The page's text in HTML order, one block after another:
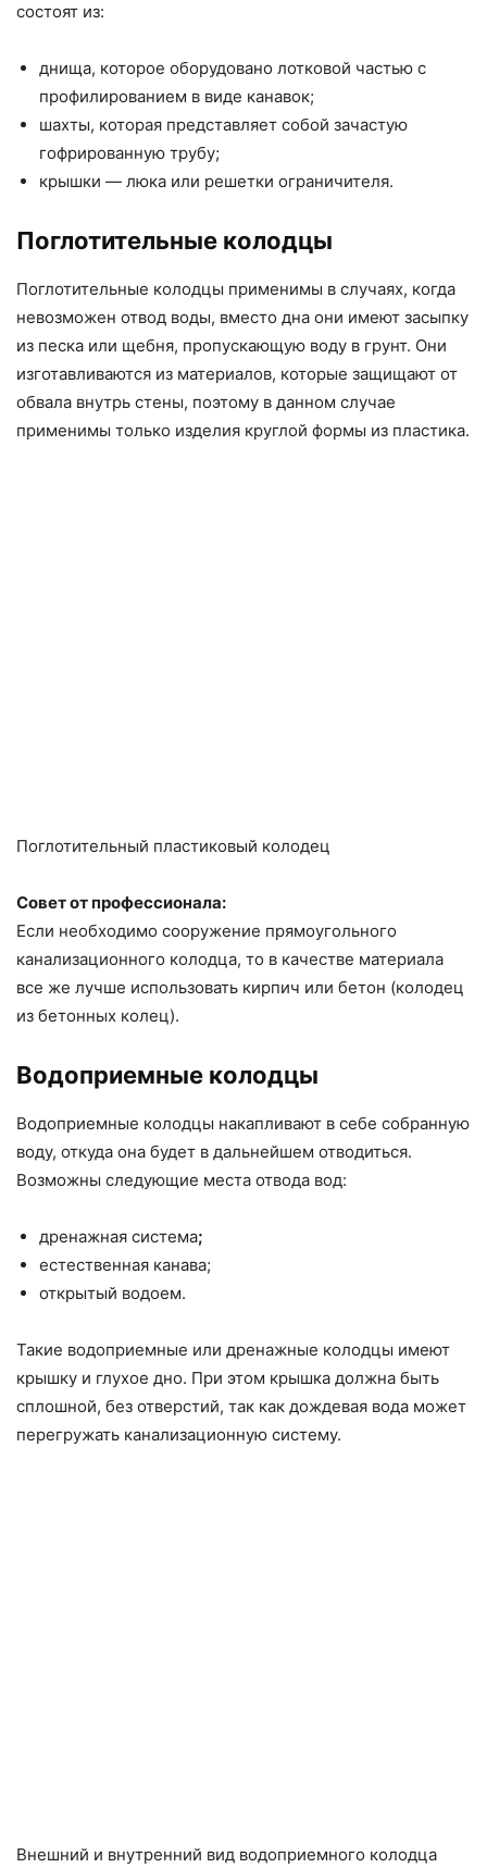
состоят из:
днища, которое оборудовано лотковой частью с
профилированием в виде канавок;
шахты, которая представляет собой зачастую
гофрированную трубу;
крышки — люка или решетки ограничителя.
Поглотительные колодцы
Поглотительные колодцы применимы в случаях, когда
невозможен отвод воды, вместо дна они имеют засыпку
из песка или щебня, пропускающую воду в грунт. Они
изготавливаются из материалов, которые защищают от
обвала внутрь стены, поэтому в данном случае
применимы только изделия круглой формы из пластика.
Поглотительный пластиковый колодец
Совет от профессионала:
Если необходимо сооружение прямоугольного
канализационного колодца, то в качестве материала
все же лучше использовать кирпич или бетон (колодец
из бетонных колец).
Водоприемные колодцы
Водоприемные колодцы накапливают в себе собранную
воду, откуда она будет в дальнейшем отводиться.
Возможны следующие места отвода вод:
дренажная система;
естественная канава;
открытый водоем.
Такие водоприемные или дренажные колодцы имеют
крышку и глухое дно. При этом крышка должна быть
сплошной, без отверстий, так как дождевая вода может
перегружать канализационную систему.
Внешний и внутренний вид водоприемного колодца